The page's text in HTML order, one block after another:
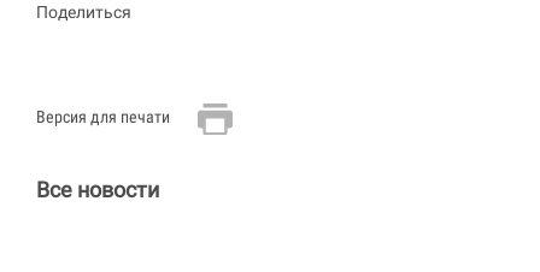
Поделиться
Версия для печати
Все новости